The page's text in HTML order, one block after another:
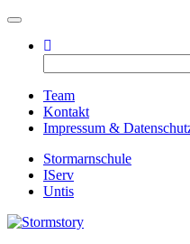
Toggle navigation
nach:
Team
Kontakt
Impressum &
Stormarnschule
IServ
Untis